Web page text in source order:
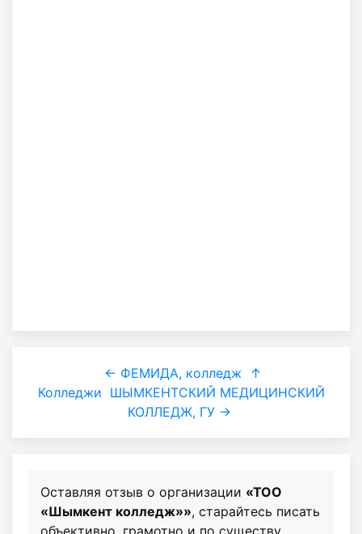
← ФЕМИДА, колледж ↑
Колледжи ШЫМКЕНТСКИЙ МЕДИЦИНСКИЙ
КОЛЛЕДЖ, ГУ →
Оставляя отзыв о организации «ТОО
«Шымкент колледж»», старайтесь писать
объективно, грамотно и по существу.